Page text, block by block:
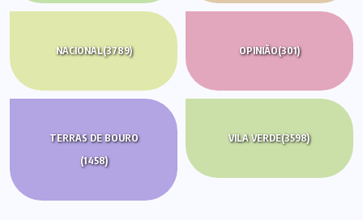
NACIONAL(3789) OPINIÃO(301)
TERRAS DE BOURO
(1458)
VILA VERDE(3598)